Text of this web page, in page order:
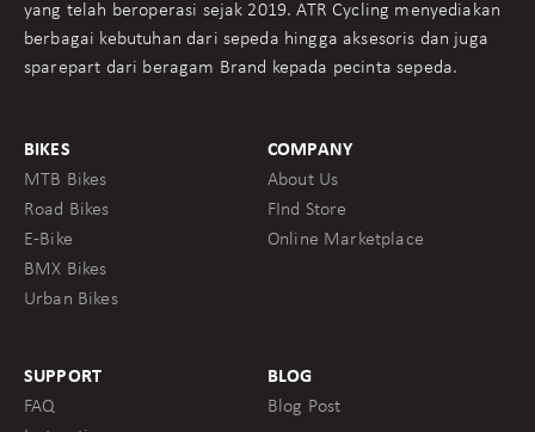
yang telah beroperasi sejak 2019. ATR Cycling menyediakan
berbagai kebutuhan dari sepeda hingga aksesoris dan juga
sparepart dari beragam Brand kepada pecinta sepeda.
BIKES
MTB Bikes
Road Bikes
E-Bike
BMX Bikes
Urban Bikes
COMPANY
About Us
FInd Store
Online Marketplace
SUPPORT
FAQ
BLOG
Blog Post